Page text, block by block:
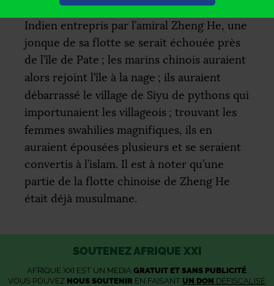
suivant : lors des voyages dans l’océan
Indien entrepris par l’amiral Zheng He, une
jonque de sa flotte se serait échouée près
de l’île de Pate ; les marins chinois auraient
alors rejoint l’île à la nage ; ils auraient
débarrassé le village de Siyu de pythons qui
importunaient les villageois ; trouvant les
femmes swahilies magnifiques, ils en
auraient épousées plusieurs et se seraient
convertis à l’islam. Il est à noter qu’une
partie de la flotte chinoise de Zheng He
était déjà musulmane.
SOUTENEZ AFRIQUE XXI
AFRIQUE XXI EST UN MÉDIA GRATUIT ET SANS PUBLICITÉ.
VOUS POUVEZ NOUS SOUTENIR EN FAISANT UN DON DÉFISCALISÉ